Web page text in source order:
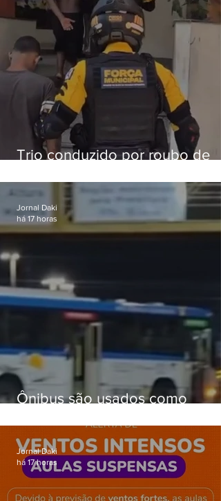
Trio conduzido por roubo de
passagens
Ônibus são usados como
Gardênia Azul
Jornal Daki
há 17 horas
Jornal Daki
há 17 horas